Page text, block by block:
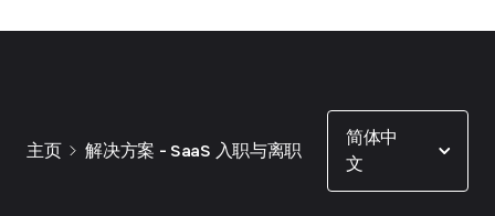
主页 解决方案 - SaaS 入职与离职
简体中
文
Show options